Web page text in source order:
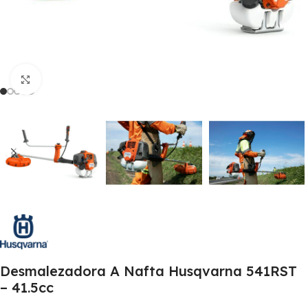
Desmalezadora A Nafta Husqvarna 541RST
– 41.5cc